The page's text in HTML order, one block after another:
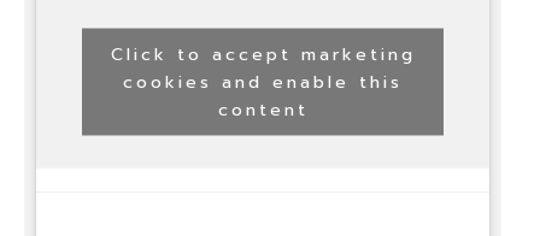
Click to accept marketing
cookies and enable this
content